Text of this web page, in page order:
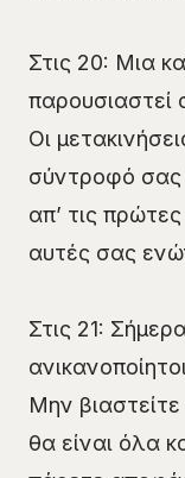
Στις 20: Μια
παρουσιαστεί
Οι
σύντροφό σας
απ’ τις
αυτές σας
Στις 21:
Μην
θα είναι όλα